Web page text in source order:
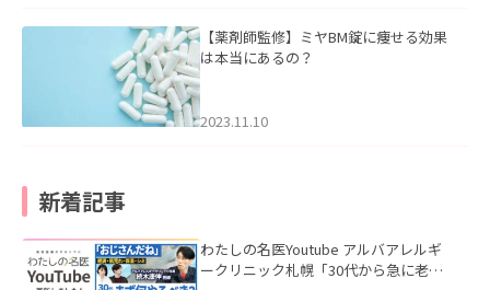
【薬剤師監修】ミヤBM錠に痩せる効果
は本当にあるの？
2023.11.10
新着記事
わたしの名医Youtube アルバアレルギ
ークリニック札幌「30代から急に老け